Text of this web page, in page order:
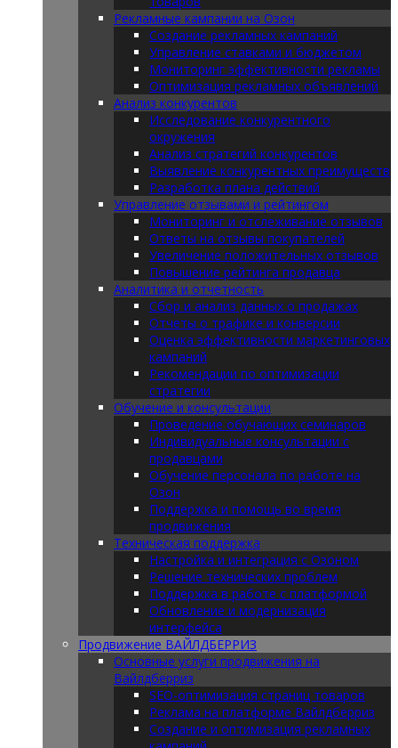
Рекламные кампании на Озон
Создание рекламных кампаний
Управление ставками и бюджетом
Мониторинг эффективности рекламы
Оптимизация рекламных объявлений
Анализ конкурентов
Исследование конкурентного
окружения
Анализ стратегий конкурентов
Выявление конкурентных преимуществ
Разработка плана действий
Управление отзывами и рейтингом
Мониторинг и отслеживание отзывов
Ответы на отзывы покупателей
Увеличение положительных отзывов
Повышение рейтинга продавца
Аналитика и отчетность
Сбор и анализ данных о продажах
Отчеты о трафике и конверсии
Оценка эффективности маркетинговых
кампаний
Рекомендации по оптимизации
стратегии
Обучение и консультации
Проведение обучающих семинаров
Индивидуальные консультации с
продавцами
Обучение персонала по работе на
Озон
Поддержка и помощь во время
продвижения
Техническая поддержка
Настройка и интеграция с Озоном
Решение технических проблем
Поддержка в работе с платформой
Обновление и модернизация
интерфейса
Продвижение ВАЙЛДБЕРРИЗ
Основные услуги продвижения на
Вайлдберриз
SEO-оптимизация страниц товаров
Реклама на платформе Вайлдберриз
Создание и оптимизация рекламных